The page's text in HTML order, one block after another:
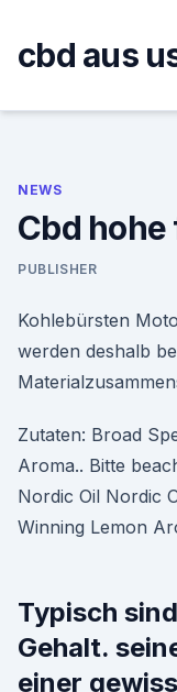
content
cbd aus
NEWS
Cbd
PUBLISHER
Kohlebürsten
werden deshalb
Zutaten: Broad
Aroma.. Bitte
Nordic Oil Nordic
Winning Lemon
Typisch
Gehalt.
einer